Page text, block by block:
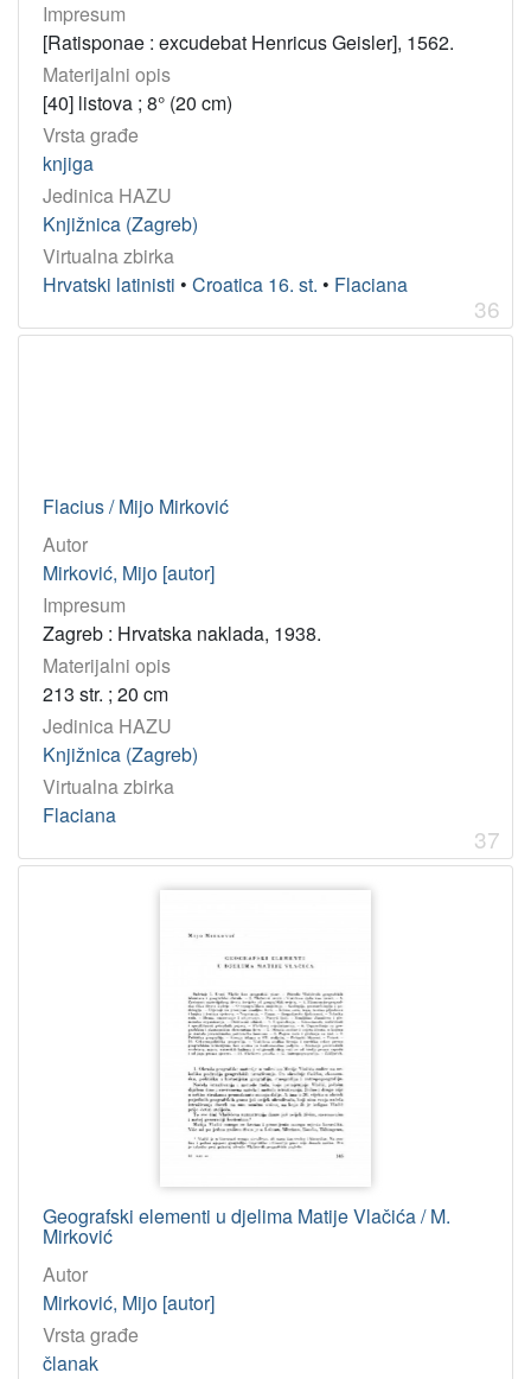
Impresum
[Ratisponae : excudebat Henricus Geisler], 1562.
Materijalni opis
[40] listova ; 8° (20 cm)
Vrsta građe
knjiga
Jedinica HAZU
Knjižnica (Zagreb)
Virtualna zbirka
Hrvatski latinisti • Croatica 16. st. • Flaciana
36
Flacius / Mijo Mirković
Autor
Mirković, Mijo [autor]
Impresum
Zagreb : Hrvatska naklada, 1938.
Materijalni opis
213 str. ; 20 cm
Jedinica HAZU
Knjižnica (Zagreb)
Virtualna zbirka
Flaciana
37
Geografski elementi u djelima Matije Vlačića / M.
Mirković
Autor
Mirković, Mijo [autor]
Vrsta građe
članak